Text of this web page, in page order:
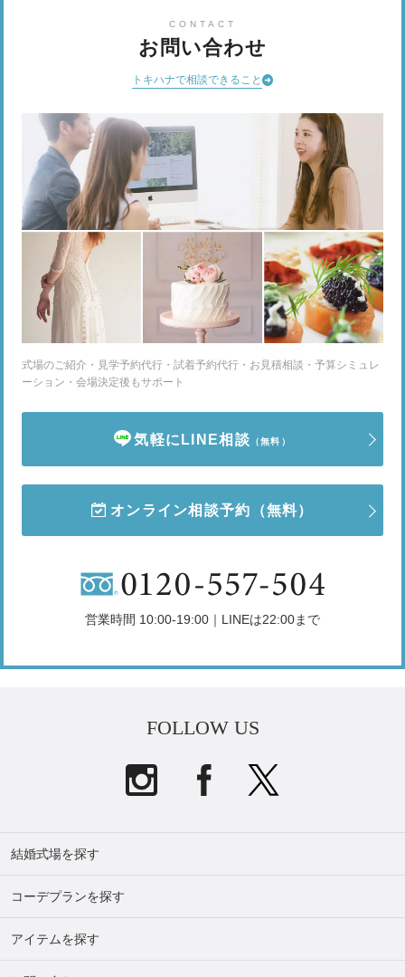
CONTACT
お問い合わせ
トキハナで相談できること
式場のご紹介・見学予約代行・試着予約代行・お見積相談・予算シミュレ
ーション・会場決定後もサポート
気軽にLINE相談 （無料）
オンライン相談予約 （無料）
営業時間 10:00-19:00｜LINEは22:00まで
FOLLOW US
結婚式場を探す
コーデプランを探す
アイテムを探す